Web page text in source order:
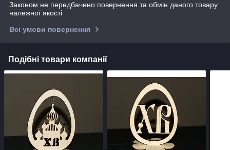
Законом не передбачено повернення та обмін даного товару
належної якості
Всі умови повернення
Подібні товари компанії